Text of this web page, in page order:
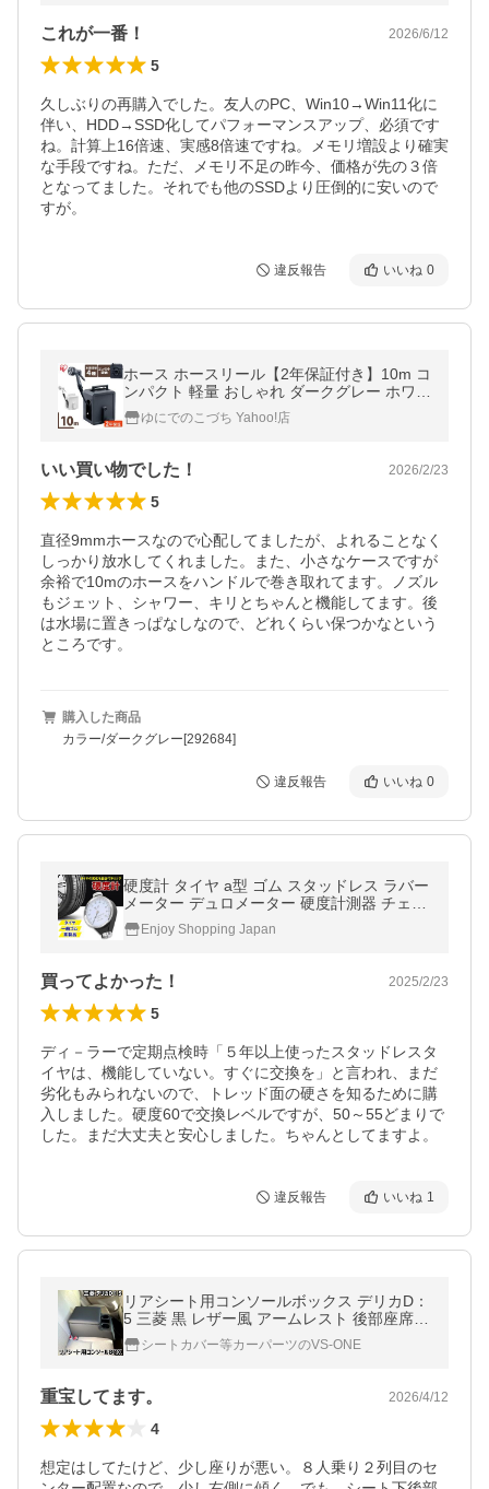
これが一番！ 2026/6/12
5
久しぶりの再購入でした。友人のPC、Win10→Win11化に
伴い、HDD→SSD化してパフォーマンスアップ、必須です
ね。計算上16倍速、実感8倍速ですね。メモリ増設より確実
な手段ですね。ただ、メモリ不足の昨今、価格が先の３倍
となってました。それでも他のSSDより圧倒的に安いので
すが。
違反報告 いいね 0
ホース ホースリール【2年保証付き】10m コ
ンパクト 軽量 おしゃれ ダークグレー ホワイ
ト 散水ホース 洗車 散水 園芸 家庭菜園 FCH-
10M アイリスオーヤマ
ゆにでのこづち Yahoo!店
いい買い物でした！ 2026/2/23
5
直径9mmホースなので心配してましたが、よれることなく
しっかり放水してくれました。また、小さなケースですが
余裕で10mのホースをハンドルで巻き取れてます。ノズル
もジェット、シャワー、キリとちゃんと機能してます。後
は水場に置きっぱなしなので、どれくらい保つかなという
ところです。
購入した商品
カラー/ダークグレー[292684]
違反報告 いいね 0
硬度計 タイヤ a型 ゴム スタッドレス ラバー
メーター デュロメーター 硬度計測器 チェッ
カー 車 金属 爆買
Enjoy Shopping Japan
買ってよかった！ 2025/2/23
5
ディ－ラーで定期点検時「５年以上使ったスタッドレスタ
イヤは、機能していない。すぐに交換を」と言われ、まだ
劣化もみられないので、トレッド面の硬さを知るために購
入しました。硬度60で交換レベルですが、50～55どまりで
した。まだ大丈夫と安心しました。ちゃんとしてますよ。
違反報告 いいね 1
リアシート用コンソールボックス デリカD：
5 三菱 黒 レザー風 アームレスト 後部座席
収納 肘掛け ドリンクホルダー あすつく対応
シートカバー等カーパーツのVS-ONE
重宝してます。 2026/4/12
4
想定はしてたけど、少し座りが悪い。８人乗り２列目のセ